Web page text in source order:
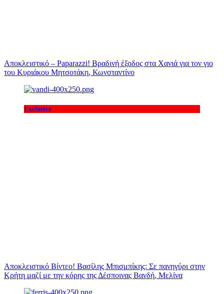
Αποκλειστικό – Paparazzi! Βραδινή έξοδος στα Χανιά για τον γιο
του Κυριάκου Μητσοτάκη, Κωνσταντίνο
Exclusive
Αποκλειστικό Βίντεο! Βασίλης Μπισμπίκης: Σε πανηγύρι στην
Κρήτη μαζί με την κόρης της Δέσποινας Βανδή, Μελίνα